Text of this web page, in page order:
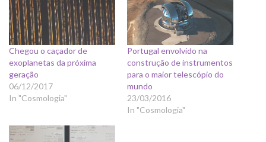
Chegou o caçador de
exoplanetas da próxima
geração
06/12/2017
In "Cosmologia"
Portugal envolvido na
construção de instrumentos
para o maior telescópio do
mundo
23/03/2016
In "Cosmologia"